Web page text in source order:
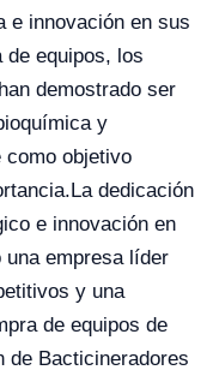
e innovación en sus
de equipos, los
demostrado ser
y
objetivo
La dedicación
e innovación en
empresa líder
y una
de equipos de
de Bacticineradores